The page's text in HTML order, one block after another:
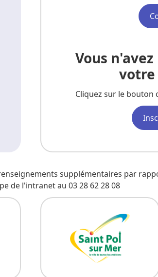
Vous
votre
Cliquez sur le bouton
supplémentaires par
de l'intranet au 03 28 62 28 08